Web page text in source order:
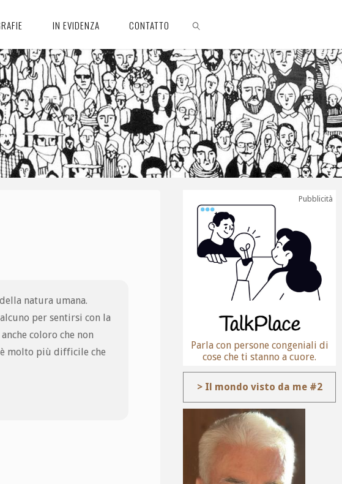
IN EVIDENZA CONTATTO
CERCA
natura umana.
per sentirsi con la
coloro che non
molto più difficile che
Pubblicità
Parla con persone congeniali di
cose che ti stanno a cuore.
> Il mondo visto da me #2